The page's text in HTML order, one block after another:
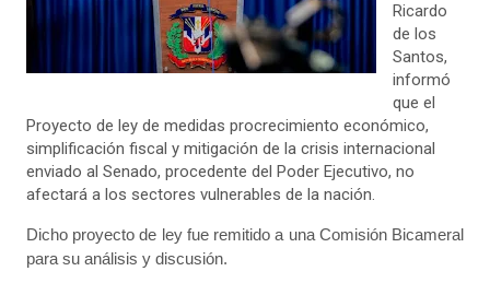
Ricardo
de los
Santos,
informó
que el
Proyecto de ley de medidas procrecimiento económico,
simplificación fiscal y mitigación de la crisis internacional
enviado al Senado, procedente del Poder Ejecutivo, no
afectará a los sectores vulnerables de la nación.
Dicho proyecto de ley fue remitido a una Comisión Bicameral
para su análisis y discusión.